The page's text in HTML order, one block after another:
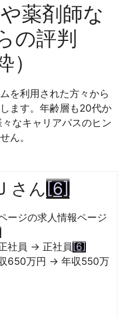
薬剤師な
の評判
）
を利用された方々から
ます。年齢層も20代か
なキャリアパスのヒン
ん。
さん[6]
ージの求人情報ページ
社員 → 正社員[6]
650万円 → 年収550万